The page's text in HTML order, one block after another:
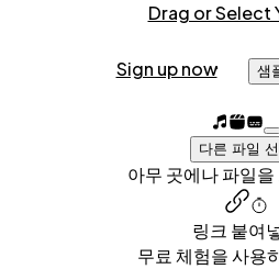
Drag or Select
Sign up now 샘
다른 파일
아무 곳에나 파일
링크 붙여
무료 체험을 사용